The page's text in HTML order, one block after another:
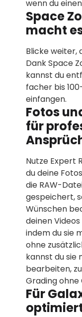
wenn du
Space
macht
Blicke weiter,
Dank Space
kannst du
facher bis
einfangen.
Fotos
für
Nutze Expert
du deine
die RAW-
gespeichert,
Wünschen
deinen
indem du sie
ohne
kannst du sie
bearbeiten,
Grading
Für